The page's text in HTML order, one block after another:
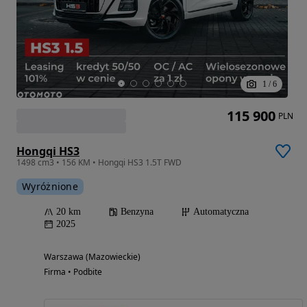
1 / 6
Hongqi HS3
1498 cm3 • 156 KM • Hongqi HS3 1.5T FWD
Wyróżnione
20 km Benzyna
Automatyczna
2025
Warszawa (Mazowieckie)
Firma • Podbite
115 900 PLN